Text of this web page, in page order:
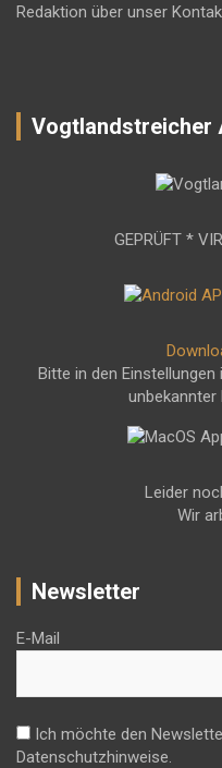
Redaktion über unser
Vogtlandstreicher
GEPRÜFT *
Bitte in den
Leider
Wir
Newsletter
E-Mail
Ich möchte den
Datenschutzhinweise.